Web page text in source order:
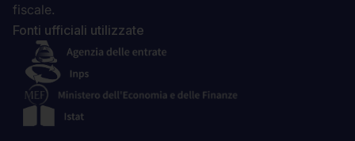
fiscale.
Fonti ufficiali utilizzate